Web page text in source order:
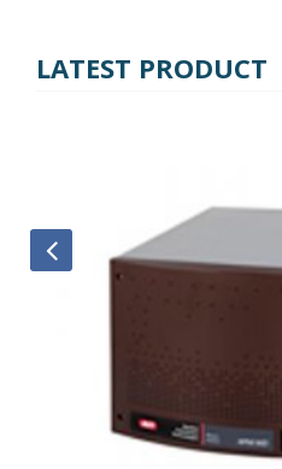
LATEST PRODUCT